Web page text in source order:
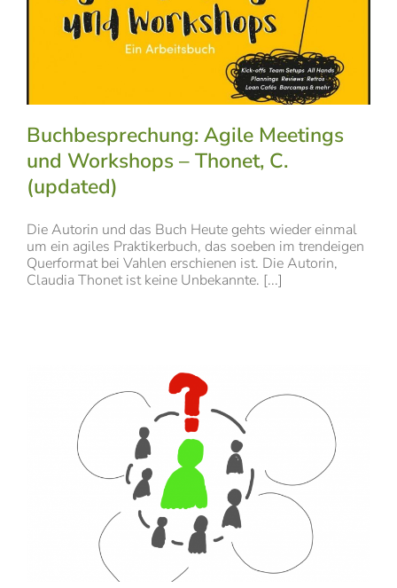
Buchbesprechung: Agile Meetings
und Workshops – Thonet, C.
(updated)
Die Autorin und das Buch Heute gehts wieder einmal
um ein agiles Praktikerbuch, das soeben im trendeigen
Querformat bei Vahlen erschienen ist. Die Autorin,
Claudia Thonet ist keine Unbekannte. [...]